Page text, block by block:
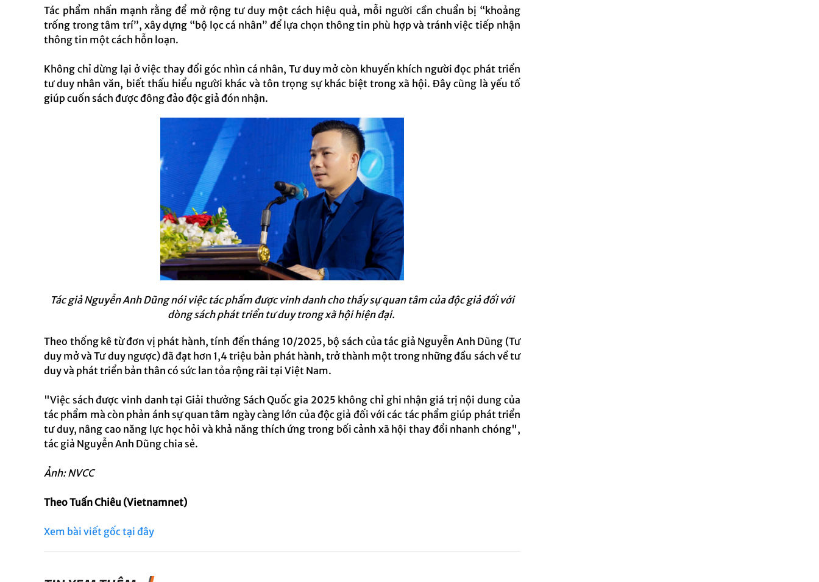
Tác phẩm nhấn mạnh rằng để mở rộng tư duy một cách hiệu quả, mỗi người cần chuẩn bị “khoảng
trống trong tâm trí”, xây dựng “bộ lọc cá nhân” để lựa chọn thông tin phù hợp và tránh việc tiếp nhận
thông tin một cách hỗn loạn.
Không chỉ dừng lại ở việc thay đổi góc nhìn cá nhân, Tư duy mở còn khuyến khích người đọc phát triển
tư duy nhân văn, biết thấu hiểu người khác và tôn trọng sự khác biệt trong xã hội. Đây cũng là yếu tố
giúp cuốn sách được đông đảo độc giả đón nhận.
Tác giả Nguyễn Anh Dũng nói việc tác phẩm được vinh danh cho thấy sự quan tâm của độc giả đối với
dòng sách phát triển tư duy trong xã hội hiện đại.
Theo thống kê từ đơn vị phát hành, tính đến tháng 10/2025, bộ sách của tác giả Nguyễn Anh Dũng (Tư
duy mở và Tư duy ngược) đã đạt hơn 1,4 triệu bản phát hành, trở thành một trong những đầu sách về tư
duy và phát triển bản thân có sức lan tỏa rộng rãi tại Việt Nam.
"Việc sách được vinh danh tại Giải thưởng Sách Quốc gia 2025 không chỉ ghi nhận giá trị nội dung của
tác phẩm mà còn phản ánh sự quan tâm ngày càng lớn của độc giả đối với các tác phẩm giúp phát triển
tư duy, nâng cao năng lực học hỏi và khả năng thích ứng trong bối cảnh xã hội thay đổi nhanh chóng",
tác giả Nguyễn Anh Dũng chia sẻ.
Ảnh: NVCC
Theo Tuấn Chiêu (Vietnamnet)
Xem bài viết gốc tại đây